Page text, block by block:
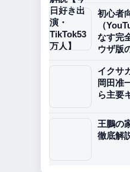
初心者
（
なす完
ウザ版
イクサ
岡田准
ら主要
王鵬の
徹底解